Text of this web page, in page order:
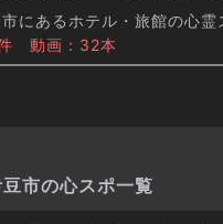
にあるホテル・旅館の心霊
動画：32本
市の心スポ一覧